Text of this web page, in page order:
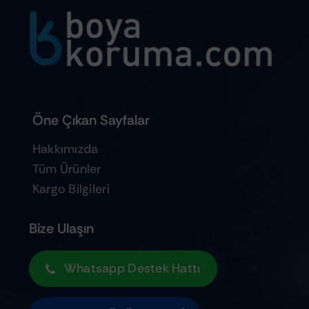
Öne Çıkan Sayfalar
Hakkımızda
Tüm Ürünler
Kargo Bilgileri
Bize Ulaşın
Whatsapp Destek Hattı